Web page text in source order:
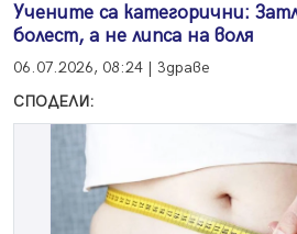
Учените са категорични:
болест, а не липса на воля
06.07.2026, 08:24 | Здраве
СПОДЕЛИ: